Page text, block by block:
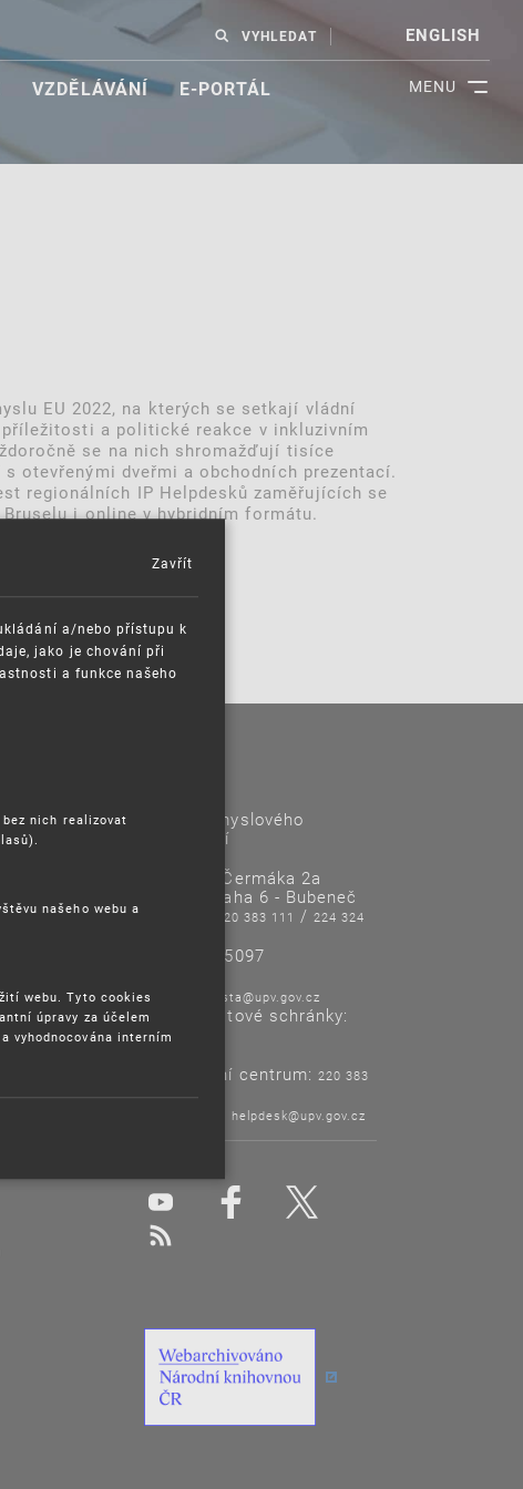
MENU
VYHLEDAT ENGLISH
VZDĚLÁVÁNÍ E-PORTÁL
EU 2022, na kterých se setkají vládní
a politické reakce v inkluzivním
se na nich shromažďují tisíce
otevřenými dveřmi a obchodních prezentací.
regionálních IP Helpdesků zaměřujících se
i online v hybridním formátu.
Úřad průmyslového
vlastnictví
Antonína Čermáka 2a
160 68 Praha 6 - Bubeneč
220 383 111 /224 324
IČO: 48135097
E-mail:
posta@upv.gov.cz
Adresa datové schránky:
ix6aa38
Informační centrum: 220 383
120
helpdesk@upv.gov.cz
a/nebo přístupu k
jako je chování při
a funkce našeho
nich realizovat
našeho webu a
webu. Tyto cookies
úpravy za účelem
vyhodnocována interním
Zavřít